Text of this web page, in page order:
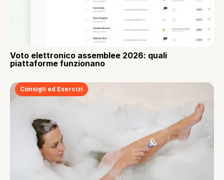
Voto elettronico assemblee 2026: quali
piattaforme funzionano
Consigli ed Esercizi